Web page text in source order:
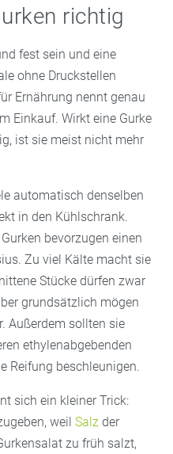
richtig
fest sein und eine
ohne Druckstellen
Ernährung nennt genau
Einkauf. Wirkt eine Gurke
ist sie meist nicht mehr
automatisch denselben
in den Kühlschrank.
bevorzugen einen
Zu viel Kälte macht sie
Stücke dürfen zwar
grundsätzlich mögen
Außerdem sollten sie
ethylenabgebenden
Reifung beschleunigen.
sich ein kleiner Trick:
weil Salz der
zu früh salzt,